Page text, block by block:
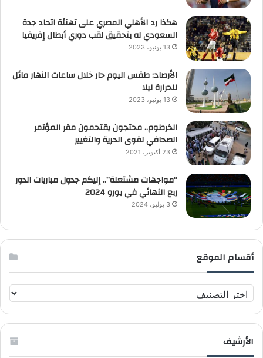
هكذا رد الأهلي المصري على تهنئة اتحاد جدة
السعودي له بتحقيق لقب دوري أبطال إفريقيا
13 يونيو، 2023
الأرصاد: طقس اليوم حار خلال ساعات النهار مائل
للحرارة ليلا
13 يونيو، 2023
الخرطوم.. محتجون يقتحمون مقر المؤتمر
الصحافي لقوى الحرية والتغيير
23 أكتوبر، 2021
“مواجهات مشتعلة”.. إليكم جدول مباريات الدور
ربع النهائي في يورو 2024
3 يوليو، 2024
أقسام الموقع
ق
س
م
الأرشيف